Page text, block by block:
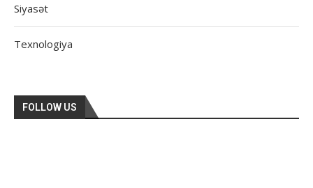
Siyasət
Texnologiya
FOLLOW US